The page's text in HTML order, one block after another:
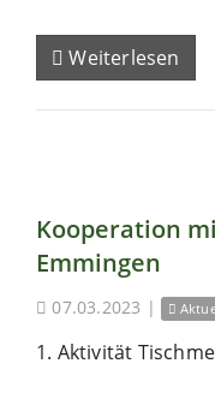
Weiterlesen
Kooperation
Emmingen
07.03.2023 |
1. Aktivität